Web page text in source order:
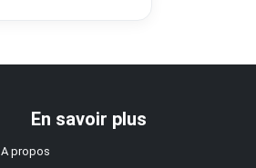
En savoir plus
A propos